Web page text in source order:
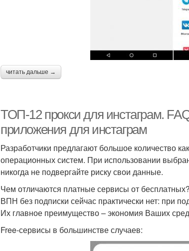
читать дальше →
ТОП-12 прокси для инстаграм.
приложения для инстаграм
Разработчики предлагают большое количество
операционных систем. При использовании
никогда не подвергайте риску свои данные.
Чем отличаются платные сервисы от бесплатных?
ВПН без подписки сейчас практически нет: при
Их главное преимущество – экономия Ваших
Free-сервисы в большинстве случаев: